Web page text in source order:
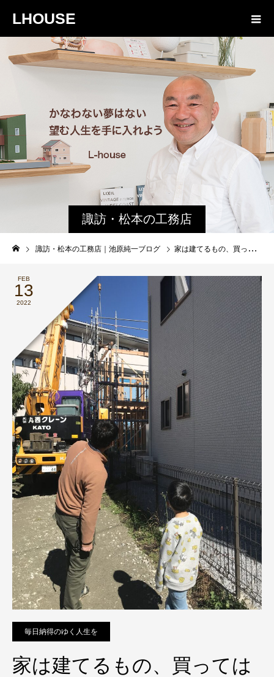
LHOUSE
諏訪・松本の工務店
の社長ブログ｜家族
物語８４３
諏訪・松本の工務店｜池原純一ブログ 家は建てるもの、買ってはいけません。
FEB
13
2022
毎日納得のゆく人生を
家は建てるもの、買っては